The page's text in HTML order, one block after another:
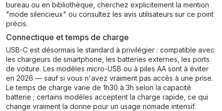
bureau ou en bibliothèque, cherchez explicitement la mention
"mode silencieux" ou consultez les avis utilisateurs sur ce point
précis.
Connectique et temps de charge
USB-C est désormais le standard à privilégier : compatible avec
les chargeurs de smartphone, les batteries externes, les ports
de voiture. Les modèles micro-USB ou à piles AA sont à éviter
en 2026 — sauf si vous n'avez vraiment pas accès à une prise.
Le temps de charge varie de 1h30 à 3h selon la capacité
batterie ; certains modèles acceptent la charge rapide, ce qui
change vraiment la donne pour un usage nomade intensif.